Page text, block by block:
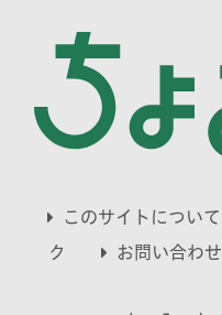
このサイトについて
ク
お問い合わせ